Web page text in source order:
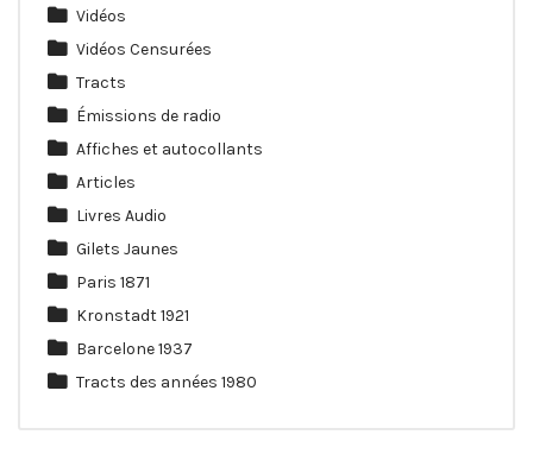
Vidéos
Vidéos Censurées
Tracts
Émissions de radio
Affiches et autocollants
Articles
Livres Audio
Gilets Jaunes
Paris 1871
Kronstadt 1921
Barcelone 1937
Tracts des années 1980